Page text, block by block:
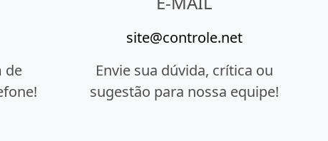
de
site@controle.net
Envie sua dúvida, crítica ou
sugestão para nossa equipe!